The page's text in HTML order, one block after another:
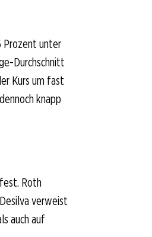
Prozent unter
Durchschnitt
Kurs um fast
knapp
Roth
verweist
auch auf